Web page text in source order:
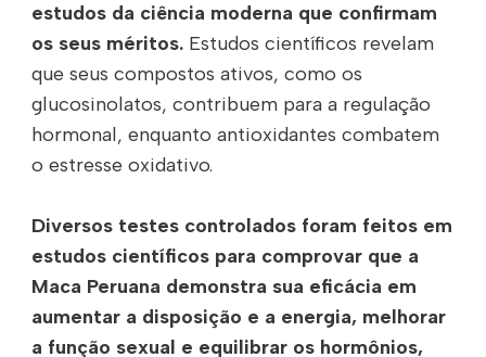
estudos da ciência moderna que confirmam
os seus méritos. Estudos científicos revelam
que seus compostos ativos, como os
glucosinolatos, contribuem para a regulação
hormonal, enquanto antioxidantes combatem
o estresse oxidativo.
Diversos testes controlados foram feitos em
estudos científicos para comprovar que a
Maca Peruana demonstra sua eficácia em
aumentar a disposição e a energia, melhorar
a função sexual e equilibrar os hormônios,